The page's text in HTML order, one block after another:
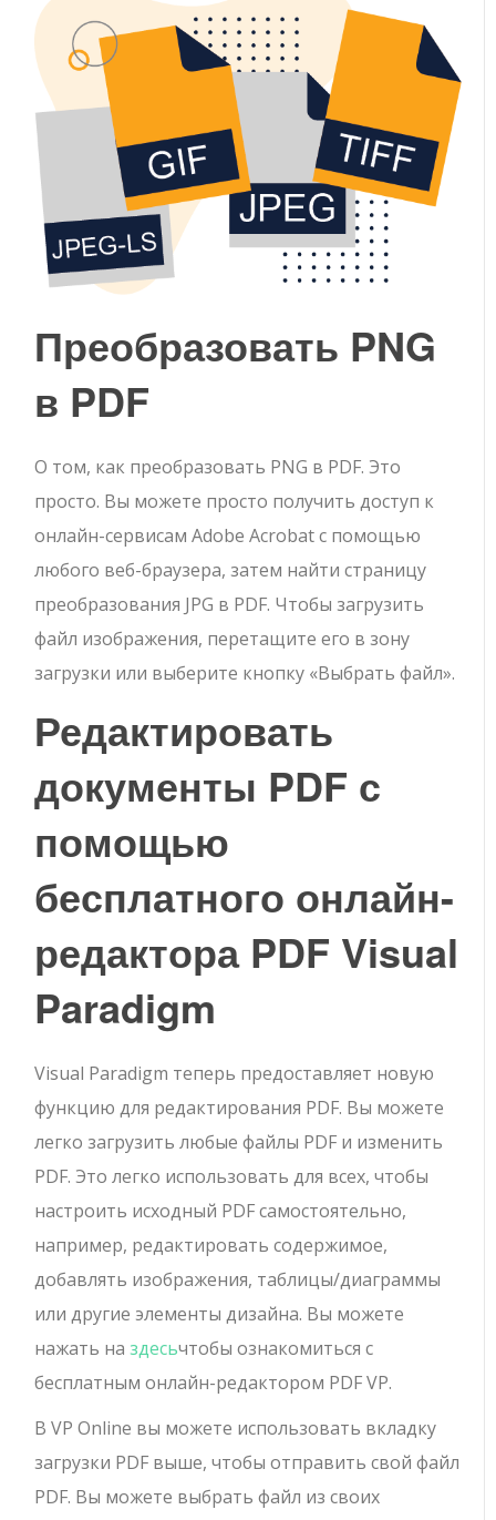
Преобразовать PNG
в PDF
О том, как преобразовать PNG в PDF. Это
просто. Вы можете просто получить доступ к
онлайн-сервисам Adobe Acrobat с помощью
любого веб-браузера, затем найти страницу
преобразования JPG в PDF. Чтобы загрузить
файл изображения, перетащите его в зону
загрузки или выберите кнопку «Выбрать файл».
Редактировать
документы PDF с
помощью
бесплатного онлайн-
редактора PDF Visual
Paradigm
Visual Paradigm теперь предоставляет новую
функцию для редактирования PDF. Вы можете
легко загрузить любые файлы PDF и изменить
PDF. Это легко использовать для всех, чтобы
настроить исходный PDF самостоятельно,
например, редактировать содержимое,
добавлять изображения, таблицы/диаграммы
или другие элементы дизайна. Вы можете
нажать наздесьчтобы ознакомиться с
бесплатным онлайн-редактором PDF VP.
В VP Online вы можете использовать вкладку
загрузки PDF выше, чтобы отправить свой файл
PDF. Вы можете выбрать файл из своих